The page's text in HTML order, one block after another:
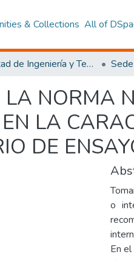
& Collections All of
Facultad de Ingeniería y Tecnologías de la Información y la Comunicación
LA NORMA
LA
DE
o
En